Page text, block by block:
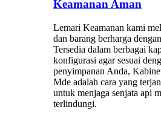
Keamanan Aman
Lemari Keamanan kami
dan barang berharga
Tersedia dalam berbagai
konfigurasi agar sesuai
penyimpanan Anda,
Mde adalah cara yang
untuk menjaga senjata api
terlindungi.